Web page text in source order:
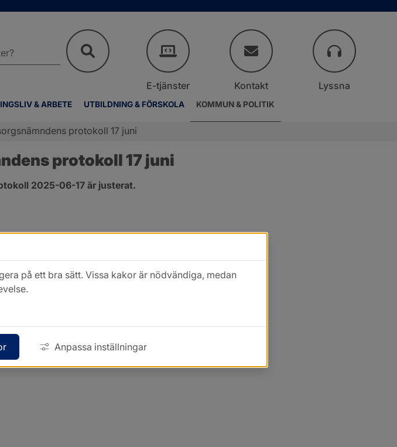
& ARBETE UTBILDNING & FÖRSKOLA KOMMUN & POLITIK
E-tjänster Kontakt Lyssna
protokoll 17 juni
protokoll 17 juni
2025-06-17 är justerat.
605.7 kB, öppnas i nytt fönster.
på ett bra sätt. Vissa kakor är nödvändiga, medan
Anpassa inställningar